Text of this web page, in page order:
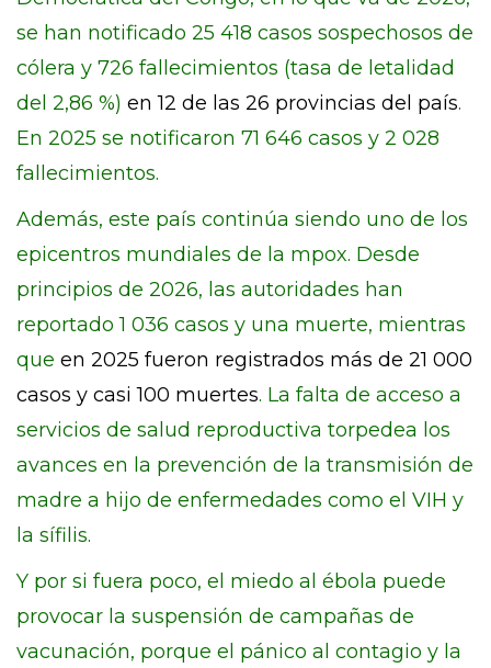
se han notificado 25 418 casos sospechosos de
cólera y 726 fallecimientos (tasa de letalidad
del 2,86 %) en 12 de las 26 provincias del país.
En 2025 se notificaron 71 646 casos y 2 028
fallecimientos.
Además, este país continúa siendo uno de los
epicentros mundiales de la mpox. Desde
principios de 2026, las autoridades han
reportado 1 036 casos y una muerte, mientras
que en 2025 fueron registrados más de 21 000
casos y casi 100 muertes. La falta de acceso a
servicios de salud reproductiva torpedea los
avances en la prevención de la transmisión de
madre a hijo de enfermedades como el VIH y
la sífilis.
Y por si fuera poco, el miedo al ébola puede
provocar la suspensión de campañas de
vacunación, porque el pánico al contagio y la